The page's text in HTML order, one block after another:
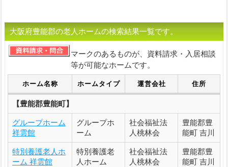
大阪府豊能郡の老人ホームの検索結果一覧です。
マークのあるものが、資料請求・入居相談
等が可能なホームです。
ホーム名称 ホームタイプ 運営会社 住所
【豊能郡豊能町】
グループホーム
祥雲館
グループホ
ーム
社会福祉法
人桃林会
豊能郡豊
能町 吉川
特別養護老人ホ
ーム 祥雲館
特別養護老
人ホーム
社会福祉法
人桃林会
豊能郡豊
能町 吉川